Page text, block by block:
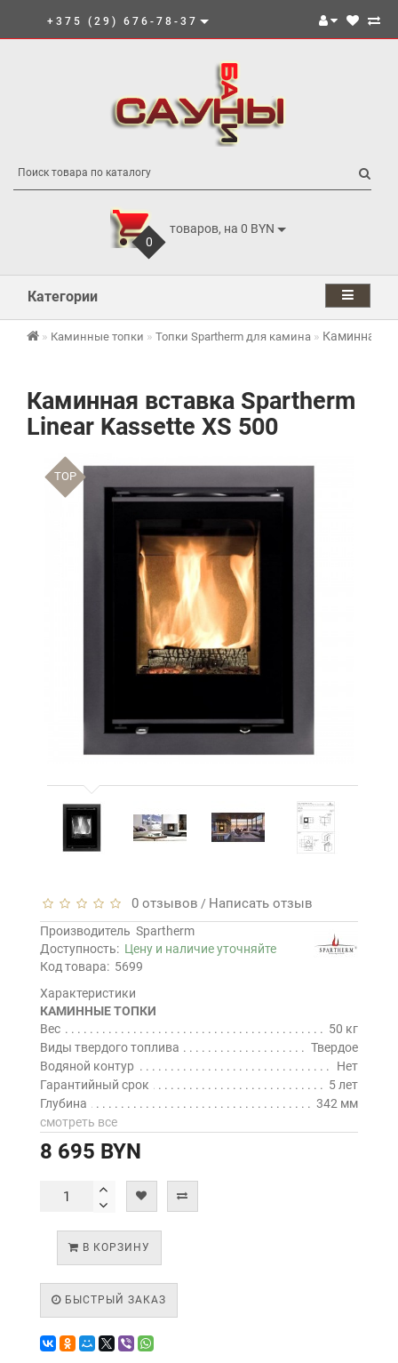
+375 (29) 676-78-37
0
товаров, на 0 BYN
Категории
Каминные топки Топки Spartherm для камина Каминная
Каминная вставка Spartherm
Linear Kassette XS 500
TOP
0 отзывов / Написать отзыв
Производитель Spartherm
Доступность: Цену и наличие уточняйте
Код товара: 5699
Характеристики
КАМИННЫЕ ТОПКИ
Вес
50 кг
Виды твердого топлива
Твердое
Водяной контур
Нет
Гарантийный срок
5 лет
Глубина
342 мм
смотреть все
8 695 BYN
В КОРЗИНУ
БЫСТРЫЙ ЗАКАЗ